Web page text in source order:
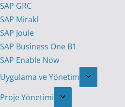
SAP GRC
SAP Mirakl
SAP Joule
SAP Business One B1
SAP Enable Now
Uygulama ve Yönetim
Proje Yönetimi